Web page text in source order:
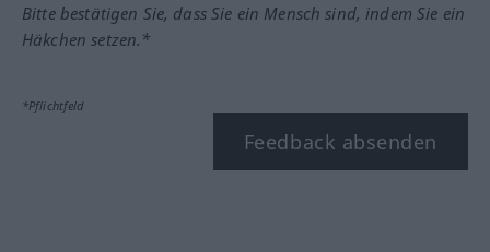
Bitte bestätigen Sie, dass Sie ein Mensch sind, indem Sie ein
Häkchen setzen.*
*Pflichtfeld
Feedback absenden